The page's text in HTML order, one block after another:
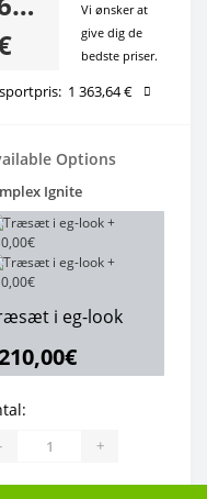
Vi ønsker at
give dig de
bedste priser.
1 363,64 €
Options
Ignite
i eg-look
+